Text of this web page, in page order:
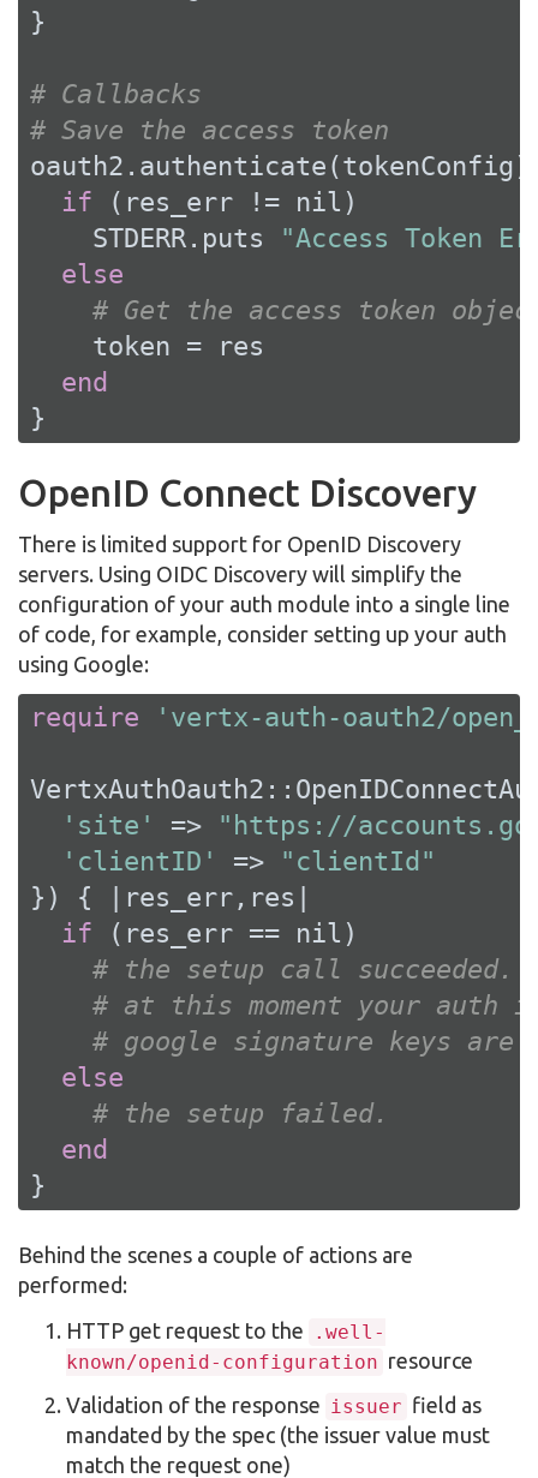
}
# Callbacks
# Save the access token
if (res_err != nil )
    STDERR.puts
"Access Token
else
# Get the access token
    token = res
end
}
OpenID Connect Discovery
There is limited support for OpenID Discovery
servers. Using OIDC Discovery will simplify the
configuration of your auth module into a single line
of code, for example, consider setting up your auth
using Google:
require 'vertx-auth-oauth2/
'site'
=>
"https://
'clientID'
=>
"clientId"
}) {
|res_err,res|
if (res_err == nil )
# the setup call succeeded.
# at this moment your auth
# google signature keys are
else
# the setup failed.
end
}
Behind the scenes a couple of actions are
performed:
HTTP get request to the
.well-
known/openid-configuration resource
Validation of the response issuer field as
mandated by the spec (the issuer value must
match the request one)